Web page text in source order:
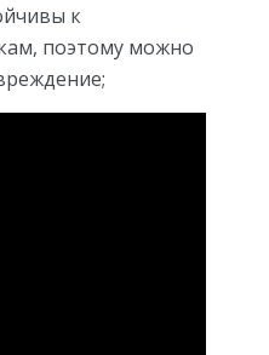
к
поэтому можно